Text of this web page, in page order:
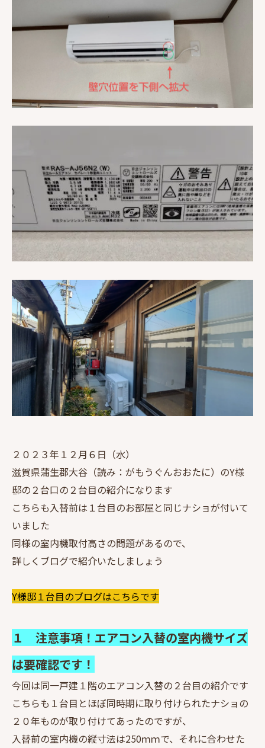
２０２３年１２月６日（水）
滋賀県蒲生郡大谷（読み：がもうぐんおおたに）のY様
邸の２台口の２台目の紹介になります
こちらも入替前は１台目のお部屋と同じナショが付いて
いました
同様の室内機取付高さの問題があるので、
詳しくブログで紹介いたしましょう
Y様邸１台目のブログはこちらです
１ 注意事項！エアコン入替の室内機サイズ
は要確認です！
今回は同一戸建１階のエアコン入替の２台目の紹介です
こちらも１台目とほぼ同時期に取り付けられたナショの
２０年ものが取り付けてあったのですが、
入替前の室内機の縦寸法は250ｍｍで、それに合わせた